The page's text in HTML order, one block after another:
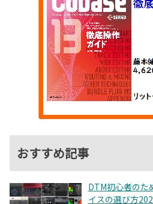
おすすめ記事
DTM初心者のた
イスの選び方